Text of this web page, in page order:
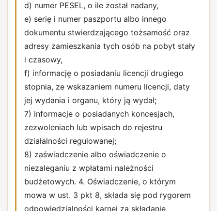
d) numer PESEL, o ile został nadany,
e) serię i numer paszportu albo innego
dokumentu stwierdzającego tożsamość oraz
adresy zamieszkania tych osób na pobyt stały
i czasowy,
f) informację o posiadaniu licencji drugiego
stopnia, ze wskazaniem numeru licencji, daty
jej wydania i organu, który ją wydał;
7) informacje o posiadanych koncesjach,
zezwoleniach lub wpisach do rejestru
działalności regulowanej;
8) zaświadczenie albo oświadczenie o
niezaleganiu z wpłatami należności
budżetowych. 4. Oświadczenie, o którym
mowa w ust. 3 pkt 8, składa się pod rygorem
odpowiedzialności karnej za składanie